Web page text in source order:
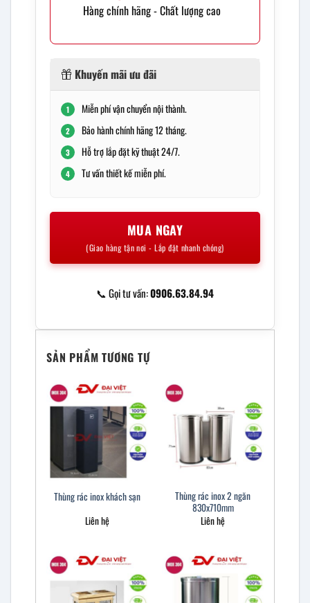
Hàng chính hãng - Chất lượng cao
Khuyến mãi ưu đãi
1 Miễn phí vận chuyển nội thành.
2 Bảo hành chính hãng 12 tháng.
3 Hỗ trợ lắp đặt kỹ thuật 24/7.
4 Tư vấn thiết kế miễn phí.
MUA NGAY
(Giao hàng tận nơi - Lắp đặt nhanh chóng)
📞 Gọi tư vấn:0906.63.84.94
SẢN PHẨM TƯƠNG TỰ
Thùng rác inox khách sạn
Liên hệ
Thùng rác inox 2 ngăn
830x710mm
Liên hệ